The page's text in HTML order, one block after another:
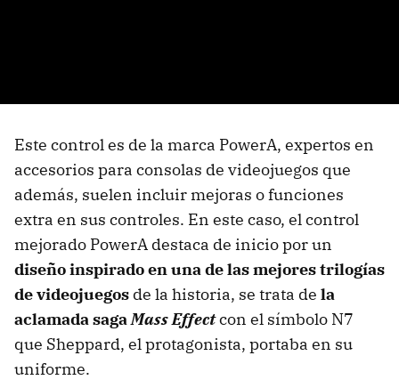
Este control es de la marca PowerA, expertos en
accesorios para consolas de videojuegos que
además, suelen incluir mejoras o funciones
extra en sus controles. En este caso, el control
mejorado PowerA destaca de inicio por un
diseño inspirado en una de las mejores trilogías
de videojuegos de la historia, se trata de la
aclamada sagaMass Effectcon el símbolo N7
que Sheppard, el protagonista, portaba en su
uniforme.